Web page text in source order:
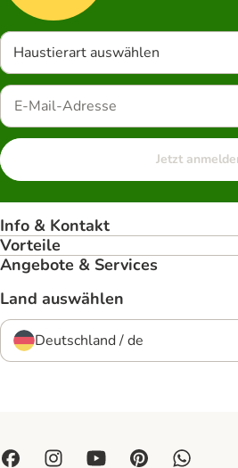
Haustierart auswählen
Jetzt
Info & Kontakt
Vorteile
Angebote & Services
Land auswählen
Deutschland / de